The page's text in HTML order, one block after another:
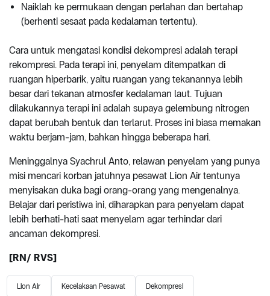
Naiklah ke permukaan dengan perlahan dan bertahap
(berhenti sesaat pada kedalaman tertentu).
Cara untuk mengatasi kondisi dekompresi adalah terapi
rekompresi. Pada terapi ini, penyelam ditempatkan di
ruangan hiperbarik, yaitu ruangan yang tekanannya lebih
besar dari tekanan atmosfer kedalaman laut. Tujuan
dilakukannya terapi ini adalah supaya gelembung nitrogen
dapat berubah bentuk dan terlarut. Proses ini biasa memakan
waktu berjam-jam, bahkan hingga beberapa hari.
Meninggalnya Syachrul Anto, relawan penyelam yang punya
misi mencari korban jatuhnya pesawat Lion Air tentunya
menyisakan duka bagi orang-orang yang mengenalnya.
Belajar dari peristiwa ini, diharapkan para penyelam dapat
lebih berhati-hati saat menyelam agar terhindar dari
ancaman dekompresi.
[RN/ RVS]
Lion Air Kecelakaan Pesawat Dekompresi